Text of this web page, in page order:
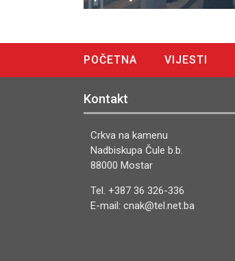
POČETNA VIJESTI
Kontakt
Crkva na kamenu
Nadbiskupa Čule b.b.
88000 Mostar
Tel. +387 36 326-336
E-mail: cnak@tel.net.ba